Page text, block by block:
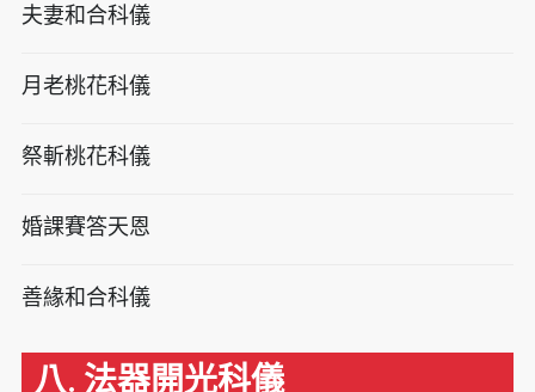
夫妻和合科儀
月老桃花科儀
祭斬桃花科儀
婚課賽答天恩
善緣和合科儀
八. 法器開光科儀